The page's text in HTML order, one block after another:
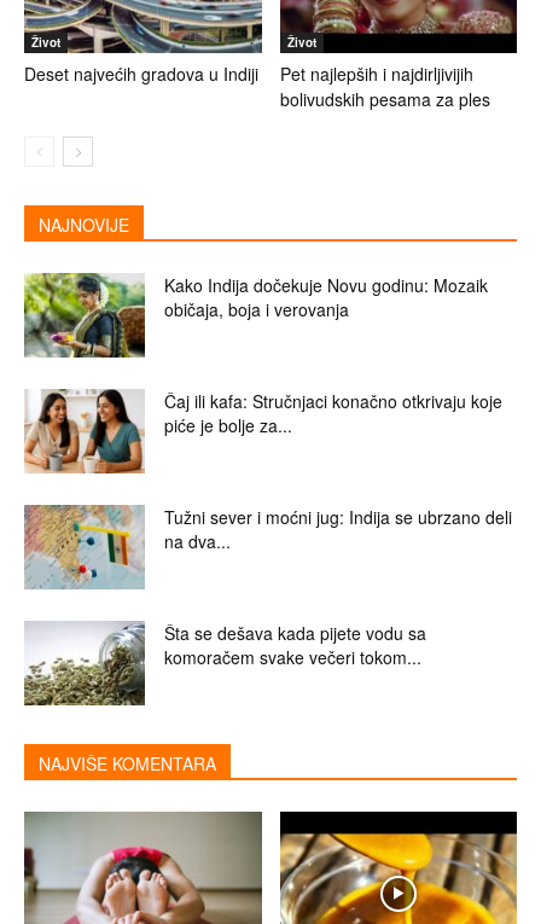
Život
Deset najvećih gradova u Indiji
Život
Pet najlepših i najdirljivijih
bolivudskih pesama za ples
NAJNOVIJE
Kako Indija dočekuje Novu godinu: Mozaik
običaja, boja i verovanja
Čaj ili kafa: Stručnjaci konačno otkrivaju koje
piće je bolje za...
Tužni sever i moćni jug: Indija se ubrzano deli
na dva...
Šta se dešava kada pijete vodu sa
komoračem svake večeri tokom...
NAJVIŠE KOMENTARA